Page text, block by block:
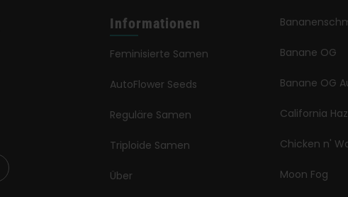
Informationen
Feminisierte Samen
AutoFlower Seeds
Reguläre Samen
Triploide Samen
Über
Banane OG
Banane OG
California
Chicken n'
Moon Fog